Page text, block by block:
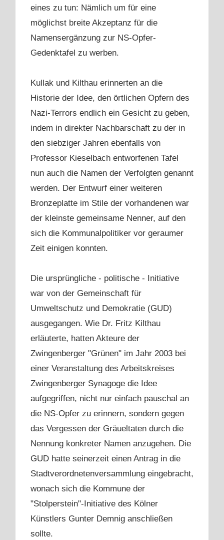
eines zu tun: Nämlich um für eine
möglichst breite Akzeptanz für die
Namensergänzung zur NS-Opfer-
Gedenktafel zu werben.
Kullak und Kilthau erinnerten an die
Historie der Idee, den örtlichen Opfern des
Nazi-Terrors endlich ein Gesicht zu geben,
indem in direkter Nachbarschaft zu der in
den siebziger Jahren ebenfalls von
Professor Kieselbach entworfenen Tafel
nun auch die Namen der Verfolgten genannt
werden. Der Entwurf einer weiteren
Bronzeplatte im Stile der vorhandenen war
der kleinste gemeinsame Nenner, auf den
sich die Kommunalpolitiker vor geraumer
Zeit einigen konnten.
Die ursprüngliche - politische - Initiative
war von der Gemeinschaft für
Umweltschutz und Demokratie (GUD)
ausgegangen. Wie Dr. Fritz Kilthau
erläuterte, hatten Akteure der
Zwingenberger "Grünen" im Jahr 2003 bei
einer Veranstaltung des Arbeitskreises
Zwingenberger Synagoge die Idee
aufgegriffen, nicht nur einfach pauschal an
die NS-Opfer zu erinnern, sondern gegen
das Vergessen der Gräueltaten durch die
Nennung konkreter Namen anzugehen. Die
GUD hatte seinerzeit einen Antrag in die
Stadtverordnetenversammlung eingebracht,
wonach sich die Kommune der
"Stolperstein"-Initiative des Kölner
Künstlers Gunter Demnig anschließen
sollte.